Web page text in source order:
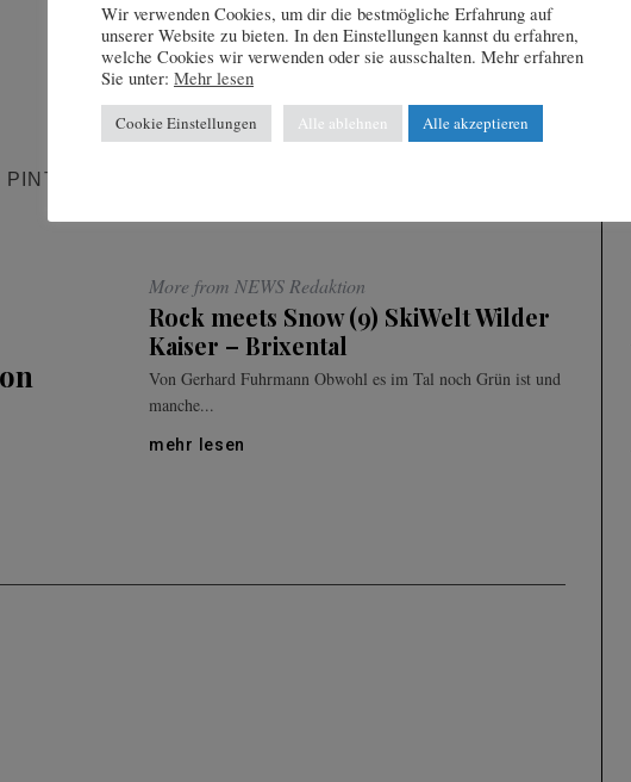
PINTEREST
More from NEWS Redaktion
Rock meets Snow (9) SkiWelt Wilder
Kaiser – Brixental
Von Gerhard Fuhrmann Obwohl es im Tal noch Grün ist und
manche...
mehr lesen
Wir verwenden Cookies, um dir die bestmögliche Erfahrung auf
unserer Website zu bieten. In den Einstellungen kannst du erfahren,
welche Cookies wir verwenden oder sie ausschalten. Mehr erfahren
Sie unter: Mehr lesen
Cookie Einstellungen Alle ablehnen Alle akzeptieren